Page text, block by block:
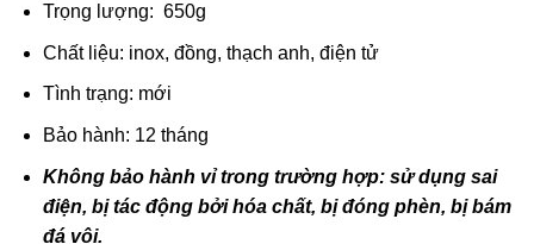
Trọng lượng: 650g
Chất liệu: inox, đồng, thạch anh, điện tử
Tình trạng: mới
Bảo hành: 12 tháng
Không bảo hành vỉ trong trường hợp: sử dụng sai
điện, bị tác động bởi hóa chất, bị đóng phèn, bị bám
đá vôi.